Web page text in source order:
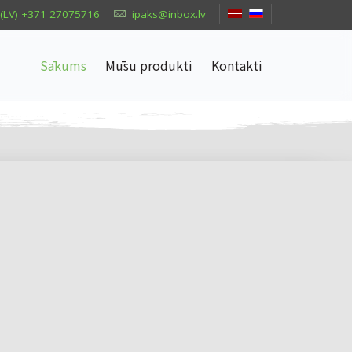
(LV) +371 27075716 ipaks@inbox.lv
Sākums Mūsu produkti Kontakti